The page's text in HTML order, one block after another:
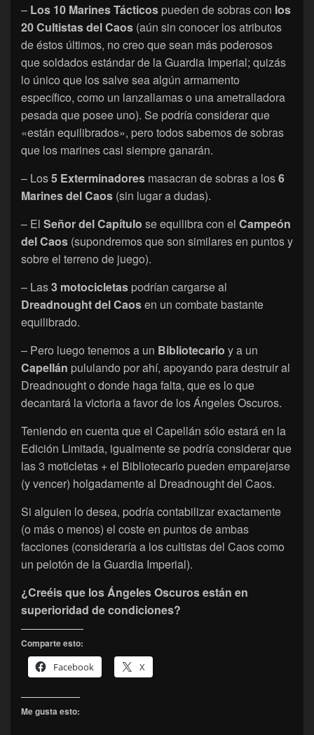
– Los 10 Marines Tácticos pueden de sobras con los
20 Cultistas del Caos (aún sin conocer los atributos
de éstos últimos, no creo que sean más poderosos
que soldados estándar de la Guardia Imperial; quizás
lo único que los salve sea algún armamento
específico, como un lanzallamas o una ametralladora
pesada que posee uno). Se podría considerar que
«están equilibrados», pero todos sabemos de sobras
que los marines casi siempre ganarán.
– Los5 Exterminadores masacran de sobras a los6
Marines del Caos (sin lugar a dudas).
– El Señor del Capítulo se equilibra con el Campeón
del Caos (supondremos que son similares en puntos y
sobre el terreno de juego).
– Las3 motocicletas podrían cargarse al
Dreadnought del Caosen un combate bastante
equilibrado.
– Pero luego tenemos a un Bibliotecario y a un
Capellán pululando por ahí, apoyando para destruir al
Dreadnought o donde haga falta, que es lo que
decantará la victoria a favor de los Ángeles Oscuros.
Teniendo en cuenta que el Capellán sólo estará en la
Edición Limitada, igualmente se podría considerar que
las 3 moticletas + el Bibliotecario pueden emparejarse
(y vencer) holgadamente al Dreadnought del Caos.
Si alguien lo desea, podría contabilizar exactamente
(o más o menos) el coste en puntos de ambas
facciones (consideraría a los cultistas del Caos como
un pelotón de la Guardia Imperial).
¿Creéis que los Ángeles Oscuros están en
superioridad de condiciones?
Comparte esto:
Facebook
X
Me gusta esto: